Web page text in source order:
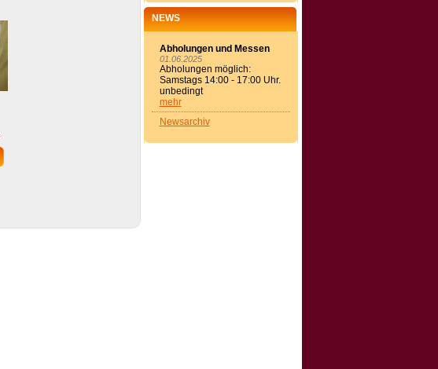
NEWS
Abholungen und Messen
01.06.2025
Abholungen möglich:
Samstags 14:00 - 17:00 Uhr.
unbedingt
mehr
Newsarchiv